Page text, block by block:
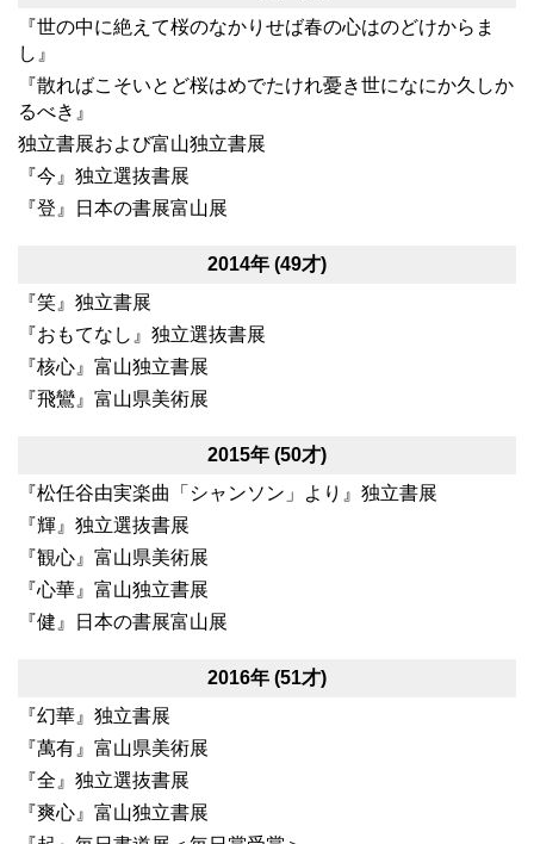
『世の中に絶えて桜のなかりせば春の心はのどけからま
し』
『散ればこそいとど桜はめでたけれ憂き世になにか久しか
るべき』
独立書展および富山独立書展
『今』独立選抜書展
『登』日本の書展富山展
2014年 (49才)
『笑』独立書展
『おもてなし』独立選抜書展
『核心』富山独立書展
『飛鸞』富山県美術展
2015年 (50才)
『松任谷由実楽曲「シャンソン」より』独立書展
『輝』独立選抜書展
『観心』富山県美術展
『心華』富山独立書展
『健』日本の書展富山展
2016年 (51才)
『幻華』独立書展
『萬有』富山県美術展
『全』独立選抜書展
『爽心』富山独立書展